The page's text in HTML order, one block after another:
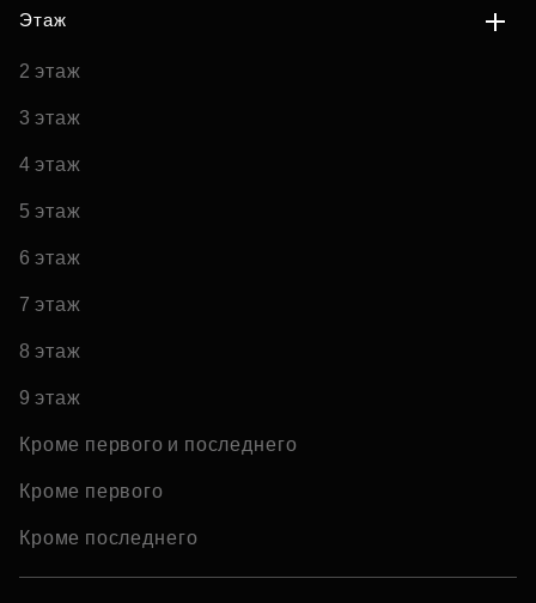
Этаж
2 этаж
3 этаж
4 этаж
5 этаж
6 этаж
7 этаж
8 этаж
9 этаж
Кроме первого и последнего
Кроме первого
Кроме последнего